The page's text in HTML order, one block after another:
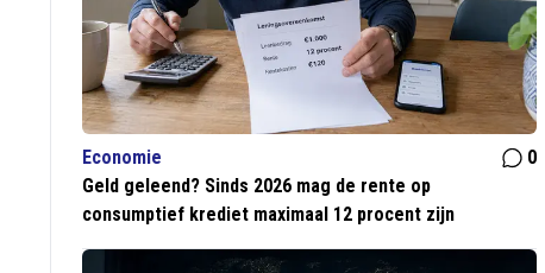
Economie
0
Geld geleend? Sinds 2026 mag de rente op
consumptief krediet maximaal 12 procent zijn